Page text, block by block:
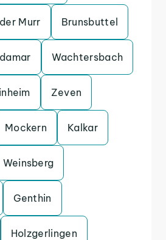
Murr Brunsbuttel
Wachtersbach
Zeven
Mockern Kalkar
Weinsberg
Genthin
Holzgerlingen